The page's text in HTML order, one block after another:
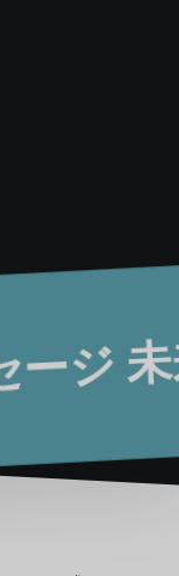
未来
セー